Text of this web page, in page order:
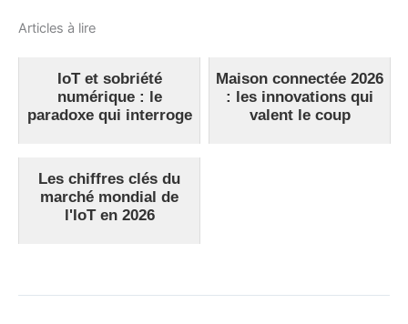
Articles à lire
IoT et sobriété
numérique : le
paradoxe qui interroge
Maison connectée 2026
: les innovations qui
valent le coup
Les chiffres clés du
marché mondial de
l'IoT en 2026